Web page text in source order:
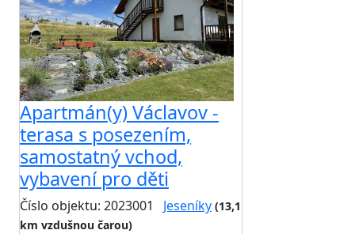
Apartmán(y) Václavov -
terasa s posezením,
samostatný vchod,
vybavení pro děti
Číslo objektu: 2023001 Jeseníky (13,1
km vzdušnou čarou)